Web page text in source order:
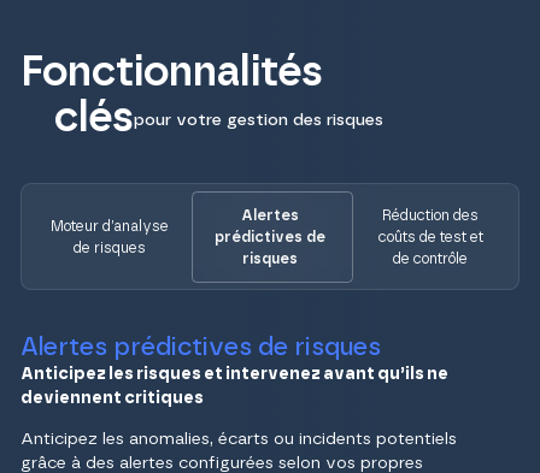
Fonctionnalités
cléspour votre gestion des risques
Moteur d’analyse
de risques
Alertes
prédictives de
risques
Réduction des
coûts de test et
de contrôle
Alertes prédictives de risques
Anticipez les risques et intervenez avant qu’ils ne
deviennent critiques
Anticipez les anomalies, écarts ou incidents potentiels
grâce à des alertes configurées selon vos propres